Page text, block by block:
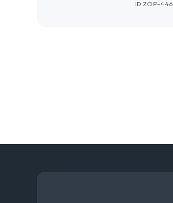
ID:ZGP-446